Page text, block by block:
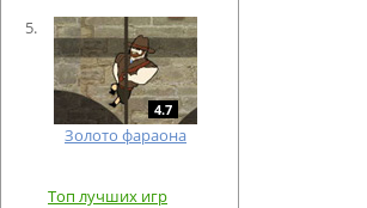
4.7
Золото фараона
Топ лучших игр